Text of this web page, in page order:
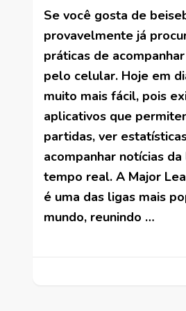
Se você gosta de
provavelmente já
práticas de
pelo celular. Hoje em
muito mais fácil, pois
aplicativos que
partidas, ver
acompanhar notícias
tempo real. A Major
é uma das ligas mais
mundo, reunindo …